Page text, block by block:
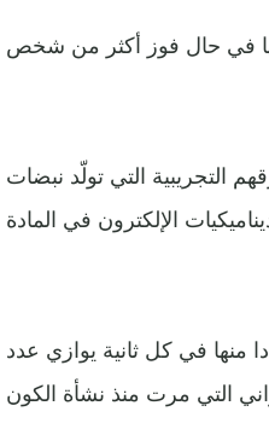
التجريبية التي تولّد نبضات
منها في كل ثانية يوازي عدد